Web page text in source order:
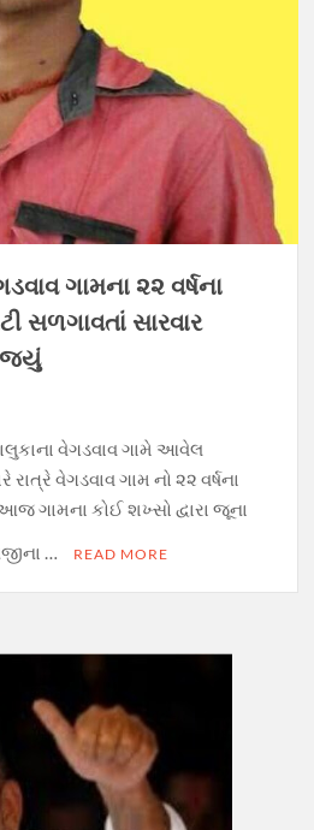
ગામ‌ના ૨૨ વર્ષના
સળગાવતાં સારવાર
વેગડવાવ ગામે આવેલ
વેગડવાવ ગામ નો ૨૨ વર્ષના
ગામના કોઈ શખ્સો દ્વારા જૂના
…
READ MORE